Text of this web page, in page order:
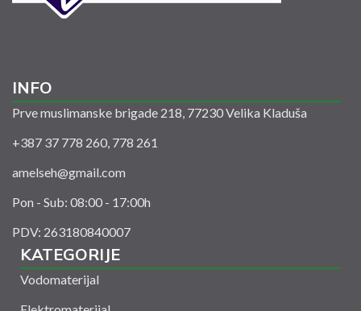
INFO
Prve muslimanske brigade 218, 77230 Velika Kladuša
+387 37 778 260, 778 261
amelseh@gmail.com
Pon - Sub: 08:00 - 17:00h
PDV: 263180840007
KATEGORIJE
Vodomaterijal